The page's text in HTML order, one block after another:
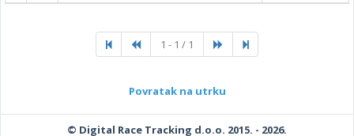
1 - 1 / 1
Povratak na utrku
© Digital Race Tracking d.o.o. 2015. - 2026.